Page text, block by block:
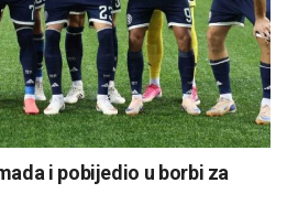
i pobijedio u borbi za